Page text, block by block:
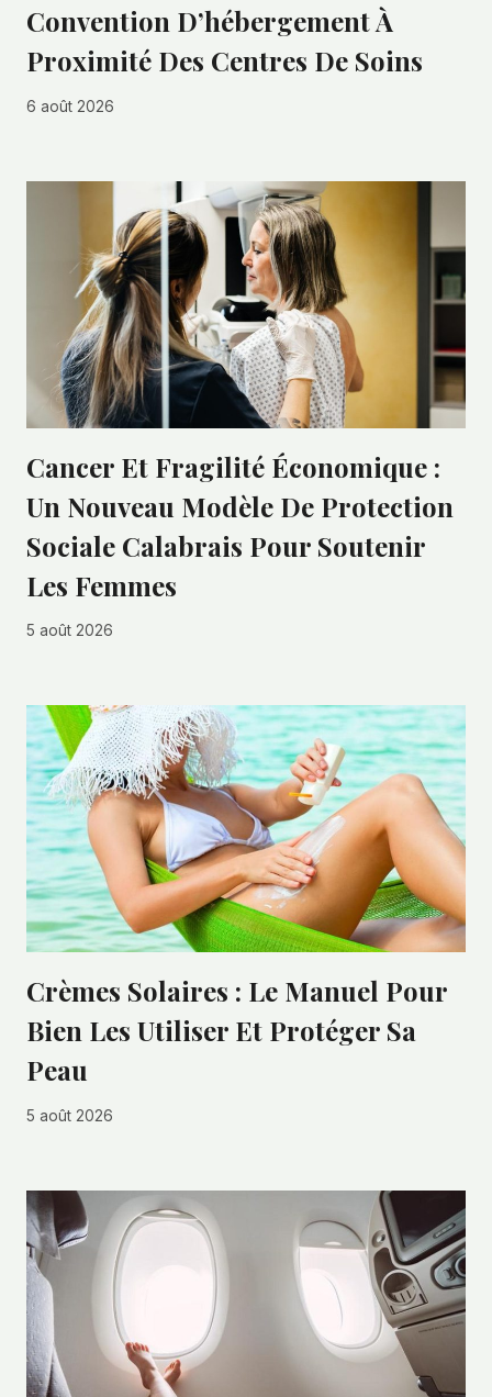
Convention D’hébergement À
Proximité Des Centres De Soins
6 août 2026
Cancer Et Fragilité Économique :
Un Nouveau Modèle De Protection
Sociale Calabrais Pour Soutenir
Les Femmes
5 août 2026
Crèmes Solaires : Le Manuel Pour
Bien Les Utiliser Et Protéger Sa
Peau
5 août 2026